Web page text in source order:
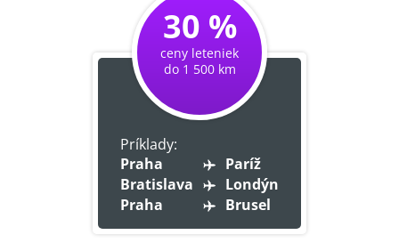
30 %
ceny leteniek
do 1 500 km
Príklady:
Praha
Paríž
Bratislava
Londýn
Praha
Brusel